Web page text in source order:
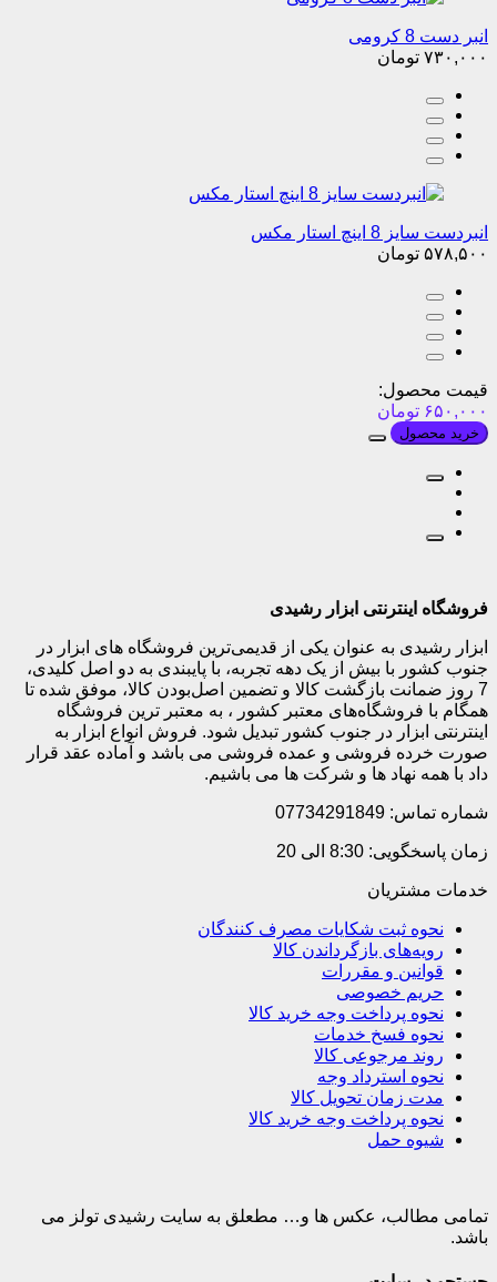
انبر دست 8 کرومی
۷۳۰,۰۰۰ تومان
انبردست سایز 8 اینچ استار مکس
۵۷۸,۵۰۰ تومان
قیمت محصول:
۶۵۰,۰۰۰ تومان
خرید محصول
فروشگاه اینترنتی ابزار رشیدی
ابزار رشیدی به عنوان یکی از قدیمی‌ترین فروشگاه های ابزار در
جنوب کشور با بیش از یک دهه تجربه، با پایبندی به دو اصل کلیدی،
7 روز ضمانت بازگشت کالا و تضمین اصل‌بودن کالا، موفق شده تا
همگام با فروشگاه‌های معتبر کشور ، به معتبر ترین فروشگاه
اینترنتی ابزار در جنوب کشور تبدیل شود. فروش انواع ابزار به
صورت خرده فروشی و عمده فروشی می باشد و آماده عقد قرار
داد با همه نهاد ها و شرکت ها می باشیم.
شماره تماس: 07734291849
زمان پاسخگویی: 8:30 الی 20
خدمات مشتریان
نحوه ثبت شکایات مصرف کنندگان
رویه‌های بازگرداندن کالا
قوانین و مقررات
حریم خصوصی
نحوه پرداخت وجه خرید کالا
نحوه فسخ خدمات
روند مرجوعی کالا
نحوه استرداد وجه
مدت زمان تحویل کالا
نحوه پرداخت وجه خرید کالا
شیوه حمل
تمامی مطالب، عکس ها و… مطعلق به سایت رشیدی تولز می
باشد.